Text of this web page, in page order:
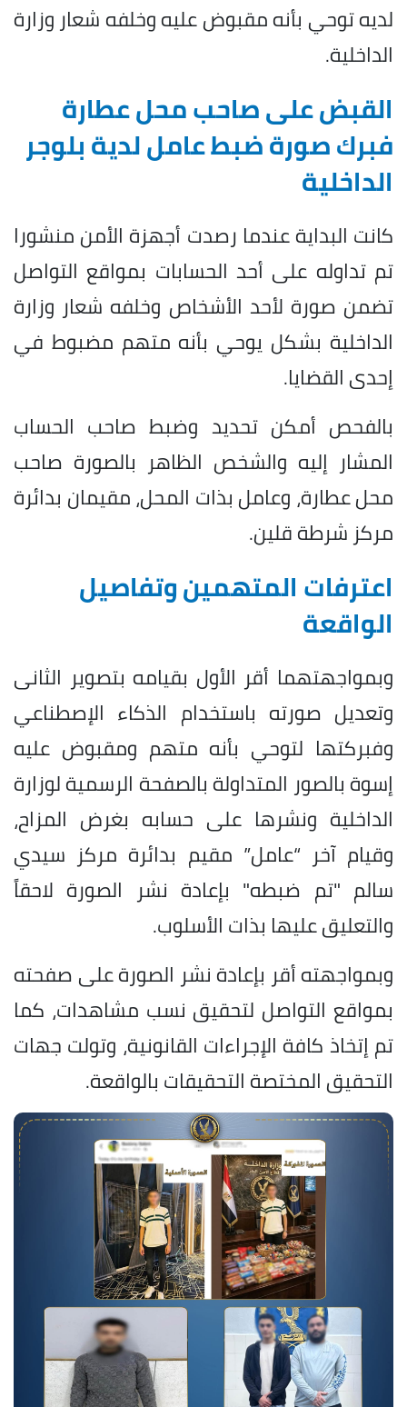
لديه توحي بأنه مقبوض عليه وخلفه شعار وزارة
الداخلية.
القبض على صاحب محل عطارة
فبرك صورة ضبط عامل لدية بلوجر
الداخلية
كانت البداية عندما رصدت أجهزة الأمن منشورا
تم تداوله على أحد الحسابات بمواقع التواصل
تضمن صورة لأحد الأشخاص وخلفه شعار وزارة
الداخلية بشكل يوحي بأنه متهم مضبوط في
إحدى القضايا.
بالفحص أمكن تحديد وضبط صاحب الحساب
المشار إليه والشخص الظاهر بالصورة صاحب
محل عطارة، وعامل بذات المحل، مقيمان بدائرة
مركز شرطة قلين.
اعترفات المتهمين وتفاصيل
الواقعة
وبمواجهتهما أقر الأول بقيامه بتصوير الثانى
وتعديل صورته باستخدام الذكاء الإصطناعي
وفبركتها لتوحي بأنه متهم ومقبوض عليه
إسوة بالصور المتداولة بالصفحة الرسمية لوزارة
الداخلية ونشرها على حسابه بغرض المزاح،
وقيام آخر “عامل” مقيم بدائرة مركز سيدي
سالم "تم ضبطه" بإعادة نشر الصورة لاحقاً
والتعليق عليها بذات الأسلوب.
وبمواجهته أقر بإعادة نشر الصورة على صفحته
بمواقع التواصل لتحقيق نسب مشاهدات، كما
تم إتخاذ كافة الإجراءات القانونية، وتولت جهات
التحقيق المختصة التحقيقات بالواقعة.